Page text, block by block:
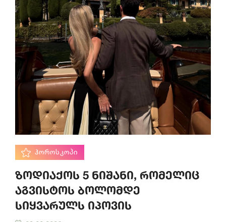
ᲰᲝᲠᲝᲡᲙᲝᲞᲘ
ზოდიაქოს 5 ნიშანი, რომელიც
აგვისტოს ბოლომდე
სიყვარულს იპოვის